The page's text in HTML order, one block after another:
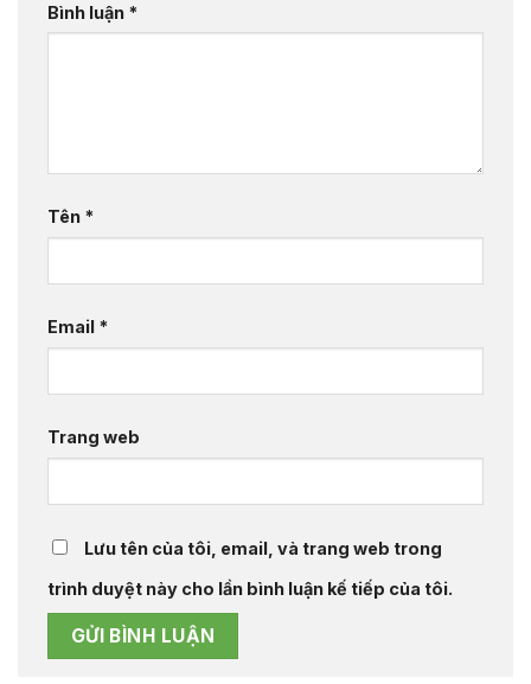
Bình luận *
Tên *
Email *
Trang web
Lưu tên của tôi, email, và trang web trong
trình duyệt này cho lần bình luận kế tiếp của tôi.